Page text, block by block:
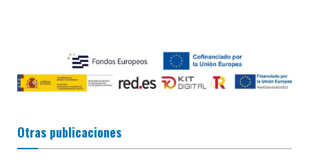
Otras publicaciones